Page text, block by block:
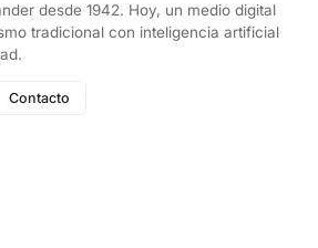
desde 1942. Hoy, un medio digital
tradicional con inteligencia artificial
Contacto